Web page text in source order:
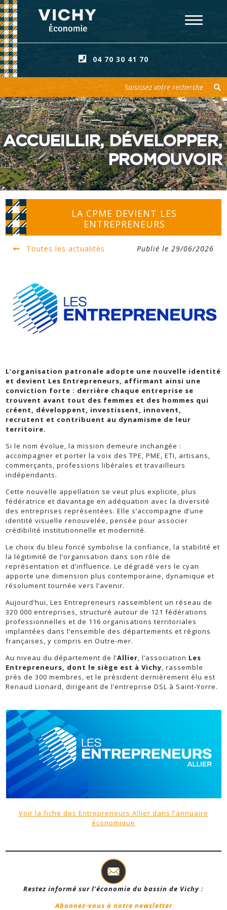
04 70 30 41 70
ACCUEILLIR, DÉVELOPPER,
PROMOUVOIR
LA CPME DEVIENT LES
ENTREPRENEURS
Toutes les actualités Publié le 29/06/2026
L’organisation patronale adopte une nouvelle identité
et devient Les Entrepreneurs, affirmant ainsi une
conviction forte : derrière chaque entreprise se
trouvent avant tout des femmes et des hommes qui
créent, développent, investissent, innovent,
recrutent et contribuent au dynamisme de leur
territoire.
Si le nom évolue, la mission demeure inchangée :
accompagner et porter la voix des TPE, PME, ETI, artisans,
commerçants, professions libérales et travailleurs
indépendants.
Cette nouvelle appellation se veut plus explicite, plus
fédératrice et davantage en adéquation avec la diversité
des entreprises représentées. Elle s’accompagne d’une
identité visuelle renouvelée, pensée pour associer
crédibilité institutionnelle et modernité.
Le choix du bleu foncé symbolise la confiance, la stabilité et
la légitimité de l’organisation dans son rôle de
représentation et d’influence. Le dégradé vers le cyan
apporte une dimension plus contemporaine, dynamique et
résolument tournée vers l’avenir.
Aujourd’hui, Les Entrepreneurs rassemblent un réseau de
320 000 entreprises, structuré autour de 121 fédérations
professionnelles et de 116 organisations territoriales
implantées dans l’ensemble des départements et régions
françaises, y compris en Outre-mer.
Au niveau du département de l’Allier, l’association Les
Entrepreneurs, dont le siège est à Vichy, rassemble
près de 300 membres, et le président dernièrement élu est
Renaud Lionard, dirigeant de l’entreprise DSL à Saint-Yorre.
Voir la fiche des Entrepreneurs Allier dans l’annuaire
économique
Restez informé sur l’économie du bassin de Vichy :
Abonnez-vous à notre newsletter